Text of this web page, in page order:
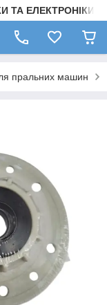
ТА ЕЛЕКТРОНІКИ
пральних машин